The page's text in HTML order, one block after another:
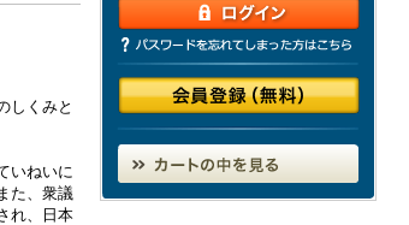
しくみと
いねいに
た、衆議
れ、日本